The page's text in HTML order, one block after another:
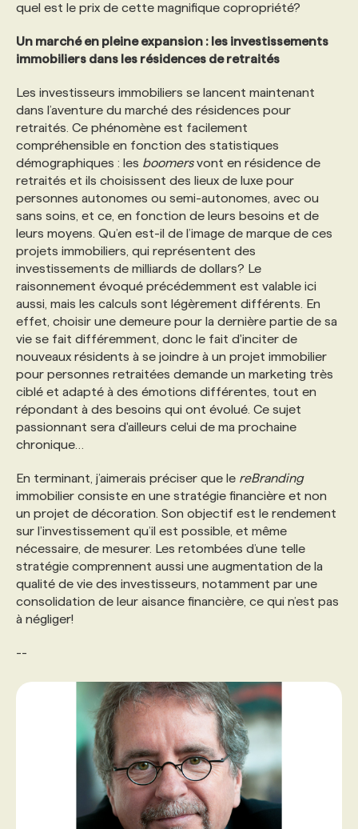
quel est le prix de cette magnifique copropriété?
Un marché en pleine expansion : les investissements
immobiliers dans les résidences de retraités
Les investisseurs immobiliers se lancent maintenant
dans l’aventure du marché des résidences pour
retraités. Ce phénomène est facilement
compréhensible en fonction des statistiques
démographiques : les boomersvont en résidence de
retraités et ils choisissent des lieux de luxe pour
personnes autonomes ou semi-autonomes, avec ou
sans soins, et ce, en fonction de leurs besoins et de
leurs moyens. Qu’en est-il de l’image de marque de ces
projets immobiliers, qui représentent des
investissements de milliards de dollars? Le
raisonnement évoqué précédemment est valable ici
aussi, mais les calculs sont légèrement différents. En
effet, choisir une demeure pour la dernière partie de sa
vie se fait différemment, donc le fait d'inciter de
nouveaux résidents à se joindre à un projet immobilier
pour personnes retraitées demande un marketing très
ciblé et adapté à des émotions différentes, tout en
répondant à des besoins qui ont évolué. Ce sujet
passionnant sera d'ailleurs celui de ma prochaine
chronique…
En terminant, j’aimerais préciser que le reBranding
immobilier consiste en une stratégie financière et non
un projet de décoration. Son objectif est le rendement
sur l’investissement qu’il est possible, et même
nécessaire, de mesurer. Les retombées d’une telle
stratégie comprennent aussi une augmentation de la
qualité de vie des investisseurs, notamment par une
consolidation de leur aisance financière, ce qui n’est pas
à négliger!
--